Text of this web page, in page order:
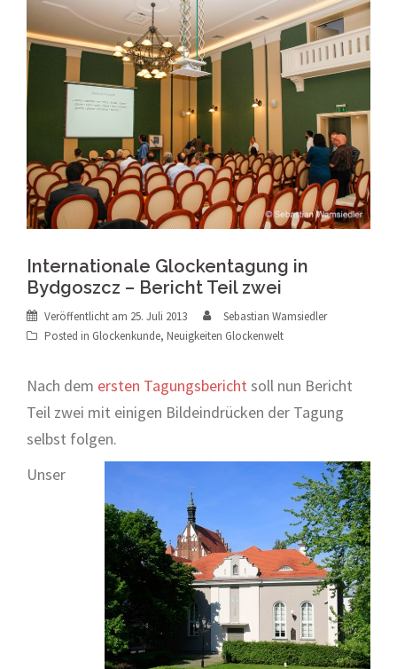
Internationale Glockentagung in
Bydgoszcz – Bericht Teil zwei
Veröffentlicht am 25. Juli 2013
Sebastian Wamsiedler
Posted in Glockenkunde, Neuigkeiten Glockenwelt
Nach dem ersten Tagungsbericht soll nun Bericht
Teil zwei mit einigen Bildeindrücken der Tagung
selbst folgen.
Unser